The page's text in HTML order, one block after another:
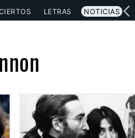
LETRAS NOTICIAS